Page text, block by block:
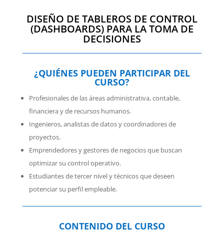
DISEÑO DE TABLEROS DE CONTROL
(DASHBOARDS) PARA LA TOMA DE
DECISIONES
¿QUIÉNES PUEDEN PARTICIPAR DEL
CURSO?
Profesionales de las áreas administrativa, contable,
financiera y de recursos humanos.
Ingenieros, analistas de datos y coordinadores de
proyectos.
Emprendedores y gestores de negocios que buscan
optimizar su control operativo.
Estudiantes de tercer nivel y técnicos que deseen
potenciar su perfil empleable.
CONTENIDO DEL CURSO